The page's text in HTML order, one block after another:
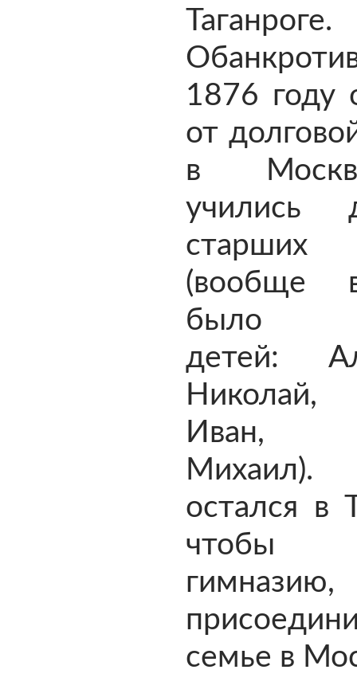
Таганроге.
1876 году
от
в
учились
(вообще
было
детей:
Иван,
остался в
чтобы
семье в